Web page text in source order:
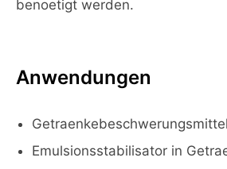
benoetigt werden.
Anwendungen
Emulsionsstabilisator in